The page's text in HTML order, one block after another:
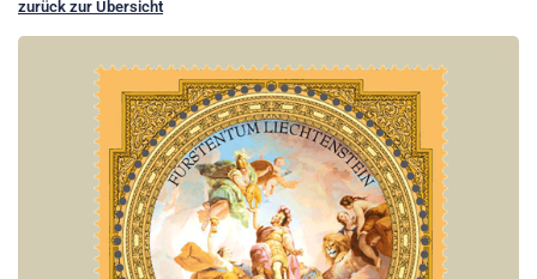
zurück zur Übersicht